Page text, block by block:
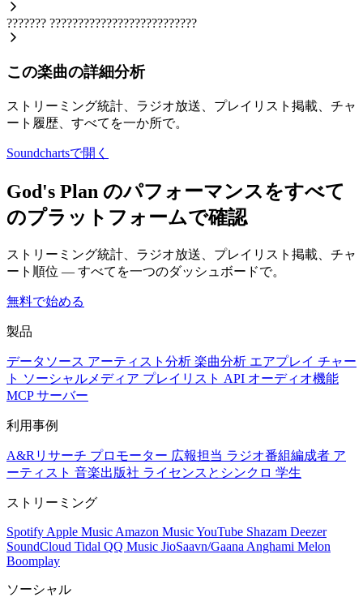
??????? ??????????????????????????
この楽曲の詳細分析
ストリーミング統計、ラジオ放送、プレイリスト掲載、チャ
ート履歴、すべてを一か所で。
Soundchartsで開く
God's Plan のパフォーマンスをすべて
のプラットフォームで確認
ストリーミング統計、ラジオ放送、プレイリスト掲載、チャ
ート順位 — すべてを一つのダッシュボードで。
無料で始める
製品
データソース アーティスト分析 楽曲分析 エアプレイ チャー
ト ソーシャルメディア プレイリスト API オーディオ機能
MCP サーバー
利用事例
A&Rリサーチ プロモーター 広報担当 ラジオ番組編成者 ア
ーティスト 音楽出版社 ライセンスとシンクロ 学生
ストリーミング
Spotify Apple Music Amazon MusicYouTube Shazam Deezer
SoundCloud Tidal QQ Music JioSaavn/Gaana Anghami Melon
Boomplay
ソーシャル